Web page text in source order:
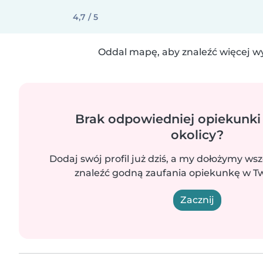
4,7 / 5
Oddal mapę, aby znaleźć więcej
Brak odpowiedniej
okolicy?
Dodaj swój profil już dziś, a my dołożymy
znaleźć godną zaufania opiekunkę w
Zacznij